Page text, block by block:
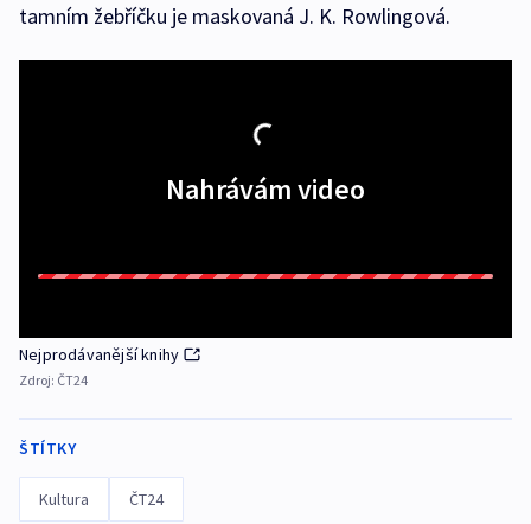
tamním žebříčku je maskovaná J. K. Rowlingová.
Nahrávám video
Nejprodávanější knihy
Zdroj: ČT24
ŠTÍTKY
Kultura ČT24